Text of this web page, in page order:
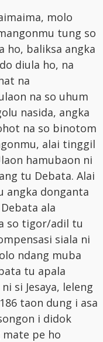
molo
tung so
ho, baliksa angka
diula ho, na
na
na so uhum
nasida, angka
na so binotom
alai tinggil
hamubaon ni
tu Debata. Alai
angka donganta
ala
so tigor/adil tu
siala ni
ndang muba
tu apala
si Jesaya, leleng
taon dung i asa
i didok
mate pe ho